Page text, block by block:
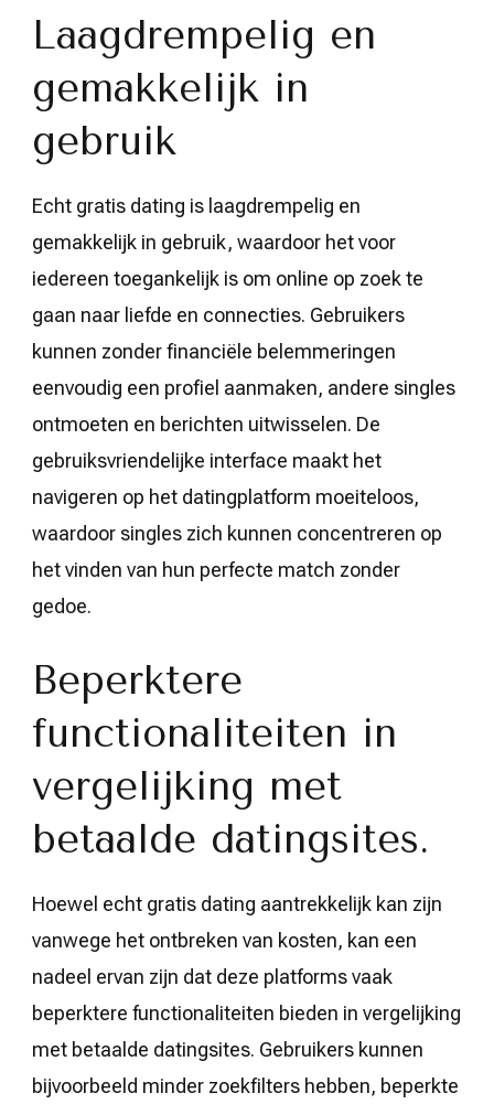
Laagdrempelig en
gemakkelijk in
gebruik
Echt gratis dating is laagdrempelig en
gemakkelijk in gebruik, waardoor het voor
iedereen toegankelijk is om online op zoek te
gaan naar liefde en connecties. Gebruikers
kunnen zonder financiële belemmeringen
eenvoudig een profiel aanmaken, andere singles
ontmoeten en berichten uitwisselen. De
gebruiksvriendelijke interface maakt het
navigeren op het datingplatform moeiteloos,
waardoor singles zich kunnen concentreren op
het vinden van hun perfecte match zonder
gedoe.
Beperktere
functionaliteiten in
vergelijking met
betaalde datingsites.
Hoewel echt gratis dating aantrekkelijk kan zijn
vanwege het ontbreken van kosten, kan een
nadeel ervan zijn dat deze platforms vaak
beperktere functionaliteiten bieden in vergelijking
met betaalde datingsites. Gebruikers kunnen
bijvoorbeeld minder zoekfilters hebben, beperkte